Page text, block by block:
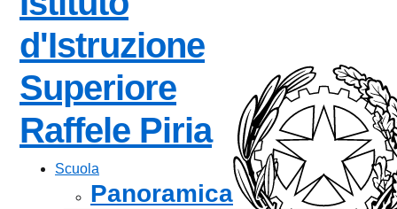
d'Istruzione
Superiore
Raffele Piria— Visita la
Scuola
Panoramica